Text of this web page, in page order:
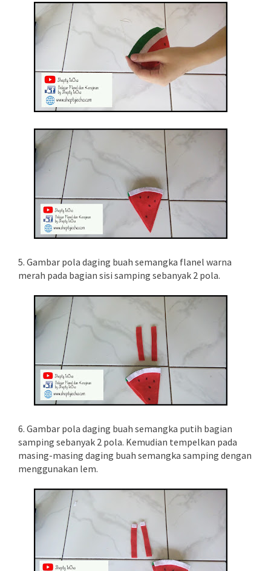
5. Gambar pola daging buah semangka flanel warna
merah pada bagian sisi samping sebanyak 2 pola.
6. Gambar pola daging buah semangka putih bagian
samping sebanyak 2 pola. Kemudian tempelkan pada
masing-masing daging buah semangka samping dengan
menggunakan lem.